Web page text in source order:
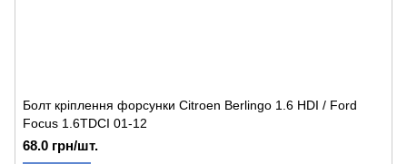
Болт кріплення форсунки Citroen Berlingo 1.6 HDI / Ford
Focus 1.6TDCI 01-12
68.0 грн/шт.